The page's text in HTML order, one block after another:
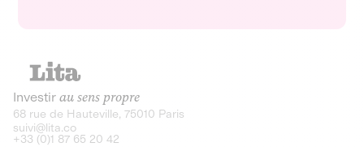
Investir au sens propre
68 rue de Hauteville, 75010 Paris
suivi@lita.co
+33 (0)1 87 65 20 42